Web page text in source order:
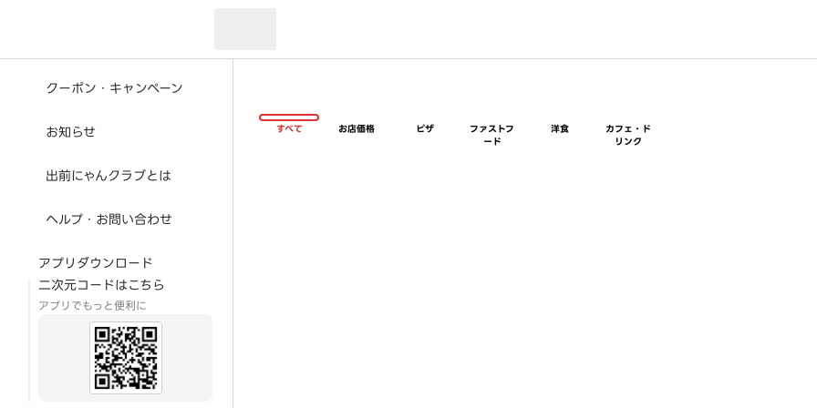
クーポン・キャンペーン
お知らせ
出前にゃんクラブとは
ヘルプ・お問い合わせ
アプリダウンロード
二次元コードはこちら
アプリでもっと便利に
すべて お店価格 ピザ
ファストフ
ード
洋食
カフェ・ド
リンク